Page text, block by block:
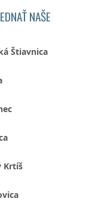
NAŠE
Štiavnica
Krtíš